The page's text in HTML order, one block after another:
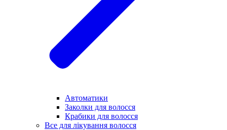
Автоматики
Заколки для волосся
Крабики для волосся
Все для лікування волосся